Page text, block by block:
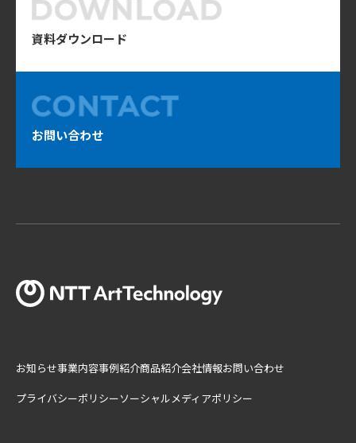
資料ダウンロード
お問い合わせ
お知らせ事業内容事例紹介商品紹介会社情報お問い合わせ
プライバシーポリシーソーシャルメディアポリシー